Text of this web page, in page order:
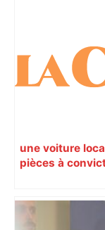
une voiture
pièces à